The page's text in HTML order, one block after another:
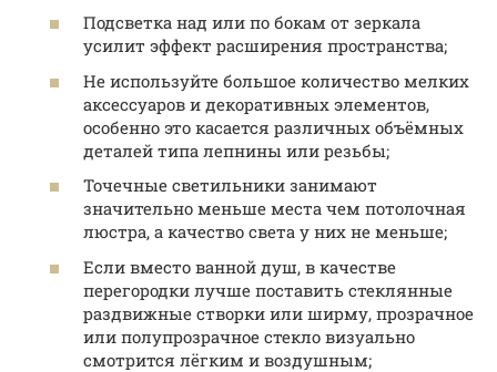
Подсветка над или по бокам от зеркала
усилит эффект расширения пространства;
Не используйте большое количество мелких
аксессуаров и декоративных элементов,
особенно это касается различных объёмных
деталей типа лепнины или резьбы;
Точечные светильники занимают
значительно меньше места чем потолочная
люстра, а качество света у них не меньше;
Если вместо ванной душ, в качестве
перегородки лучше поставить стеклянные
раздвижные створки или ширму, прозрачное
или полупрозрачное стекло визуально
смотрится лёгким и воздушным;